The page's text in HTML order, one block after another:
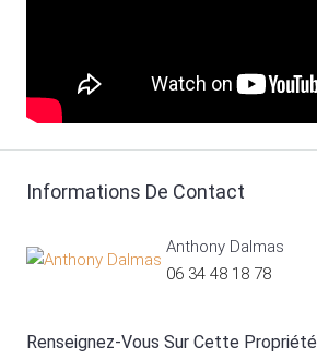
Informations De Contact
Anthony Dalmas
06 34 48 18 78
Renseignez-Vous Sur Cette Propriété